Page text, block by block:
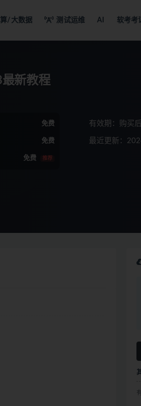
/大数据 测试运维 AI 软考考
新教程
免费
免费
免费 推荐
有效期：购买
最近更新：